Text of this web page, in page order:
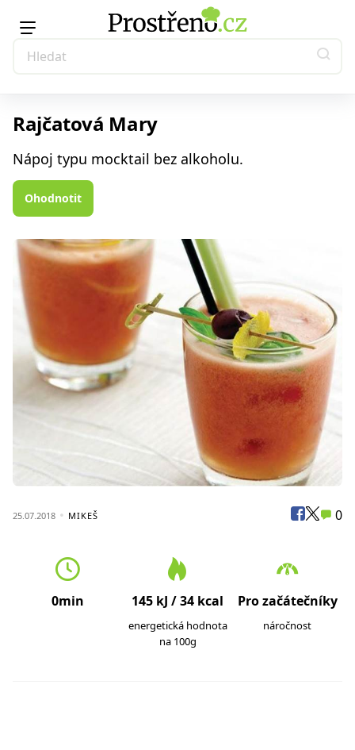
Rajčatová Mary
Nápoj typu mocktail bez alkoholu.
Ohodnotit
25.07.2018 MIKEŠ 0
0min 145 kJ / 34 kcal
energetická hodnota
na 100g
Pro začátečníky
náročnost